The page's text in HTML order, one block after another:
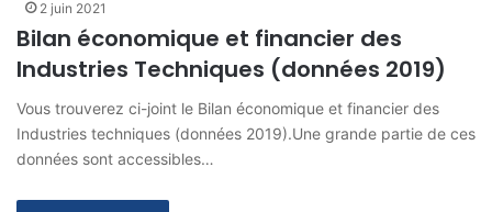
2 juin 2021
Bilan économique et financier des
Industries Techniques (données 2019)
Vous trouverez ci-joint le Bilan économique et financier des
Industries techniques (données 2019).Une grande partie de ces
données sont accessibles…